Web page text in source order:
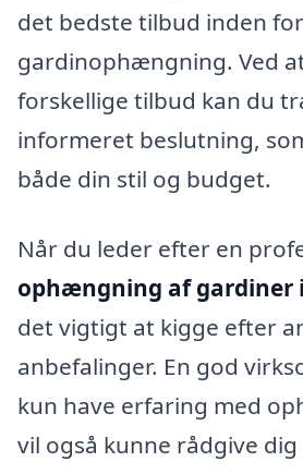
det bedste tilbud inden for
gardinophængning. Ved
forskellige tilbud kan du
informeret beslutning,
både din stil og budget.
Når du leder efter en
ophængning af gardiner
det vigtigt at kigge efter
anbefalinger. En god
kun have erfaring med
vil også kunne rådgive